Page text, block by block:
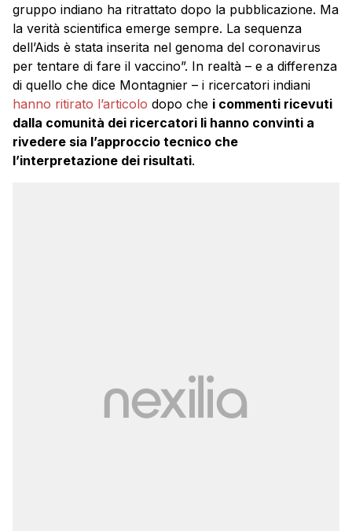
gruppo indiano ha ritrattato dopo la pubblicazione. Ma
la verità scientifica emerge sempre. La sequenza
dell’Aids è stata inserita nel genoma del coronavirus
per tentare di fare il vaccino”. In realtà – e a differenza
di quello che dice Montagnier – i ricercatori indiani
hanno ritirato l’articolo dopo che i commenti ricevuti
dalla comunità dei ricercatori li hanno convinti a
rivedere sia l’approccio tecnico che
l’interpretazione dei risultati.